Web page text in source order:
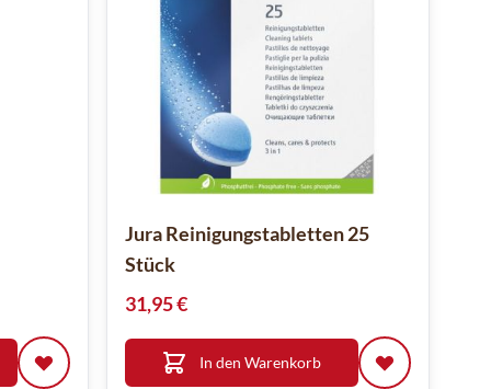
Jura Reinigungstabletten 25
Stück
31,95 €
In den Warenkorb